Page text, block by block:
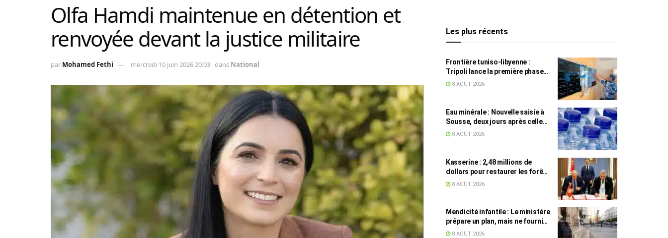
Olfa Hamdi maintenue en détention et
renvoyée devant la justice militaire
par Mohamed Fethi mercredi 10 juin 2026 20:03 dans National
Les plus récents
Frontière tuniso-libyenne :
Tripoli lance la première phase
d’un système de surveillance sur
8 AOÛT 2026
Eau minérale : Nouvelle saisie à
Sousse, deux jours après celle
des grossistes
8 AOÛT 2026
Kasserine : 2,48 millions de
dollars pour restaurer les forêts
de pin d’Alep
8 AOÛT 2026
Mendicité infantile : Le ministère
prépare un plan, mais ne fournit
toujours aucun chiffre
8 AOÛT 2026